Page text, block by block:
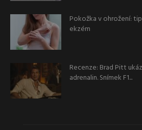
Pokožka v ohrožení:
ekzém
Recenze: Brad Pitt
adrenalin. Snímek F1...